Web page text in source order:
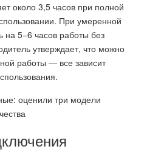
около 3,5 часов при полной
При умеренной
на 5−6 часов работы без
утверждает, что можно
работы — все зависит